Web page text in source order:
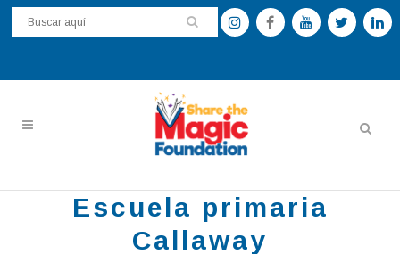
Escuela primaria
Callaway